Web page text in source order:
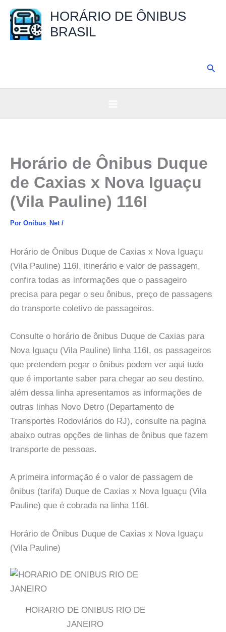
para
HORÁRIO DE ÔNIBUS
BRASIL
Horário de Ônibus Duque
de Caxias x Nova Iguaçu
(Vila Pauline) 116I
Por Onibus_Net /
Horário de Ônibus Duque de Caxias x Nova Iguaçu
(Vila Pauline) 116I, itinerário e valor de passagem,
confira todas as informações que o passageiro
precisa para pegar o seu ônibus, preço de passagens
do transporte coletivo de passageiros.
Consulte o horário de ônibus Duque de Caxias para
Nova Iguaçu (Vila Pauline) linha 116I, os passageiros
que pretendem pegar o ônibus podem ver aqui tudo
que é importante saber para chegar ao seu destino,
além dessa linha apresentamos as informações de
outras linhas Novo Detro (Departamento de
Transportes Rodoviários do RJ), consulte na pagina
abaixo outras opções de linhas de ônibus que fazem
transporte de pessoas.
A primeira informação é o valor de passagem de
ônibus (tarifa) Duque de Caxias x Nova Iguaçu (Vila
Pauline) que é cobrada na linha 116I.
Horário de Ônibus Duque de Caxias x Nova Iguaçu
(Vila Pauline)
HORARIO DE ONIBUS RIO DE
JANEIRO